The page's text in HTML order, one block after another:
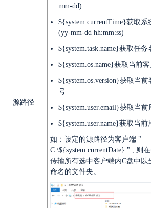
源路径
mm-dd)
${system.currentTime}获取系
(yy-mm-dd hh:mm:ss)
${system.task.name}获取任务
${system.os.name}获取当前
${system.os.version}获取当前
号
${system.user.email}获取当前
${system.user.name}获取当前
如：设定的源路径为客户端 "
C:\${system.currentDate} " , 则
传输所有选中客户端内C盘中以
命名的文件夹。